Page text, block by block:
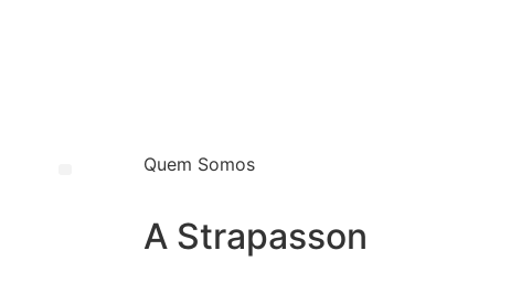
Quem Somos
A Strapasson